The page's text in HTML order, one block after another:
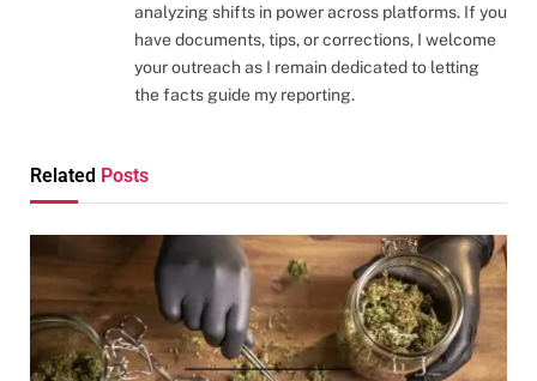
analyzing shifts in power across platforms. If you
have documents, tips, or corrections, I welcome
your outreach as I remain dedicated to letting
the facts guide my reporting.
Related Posts